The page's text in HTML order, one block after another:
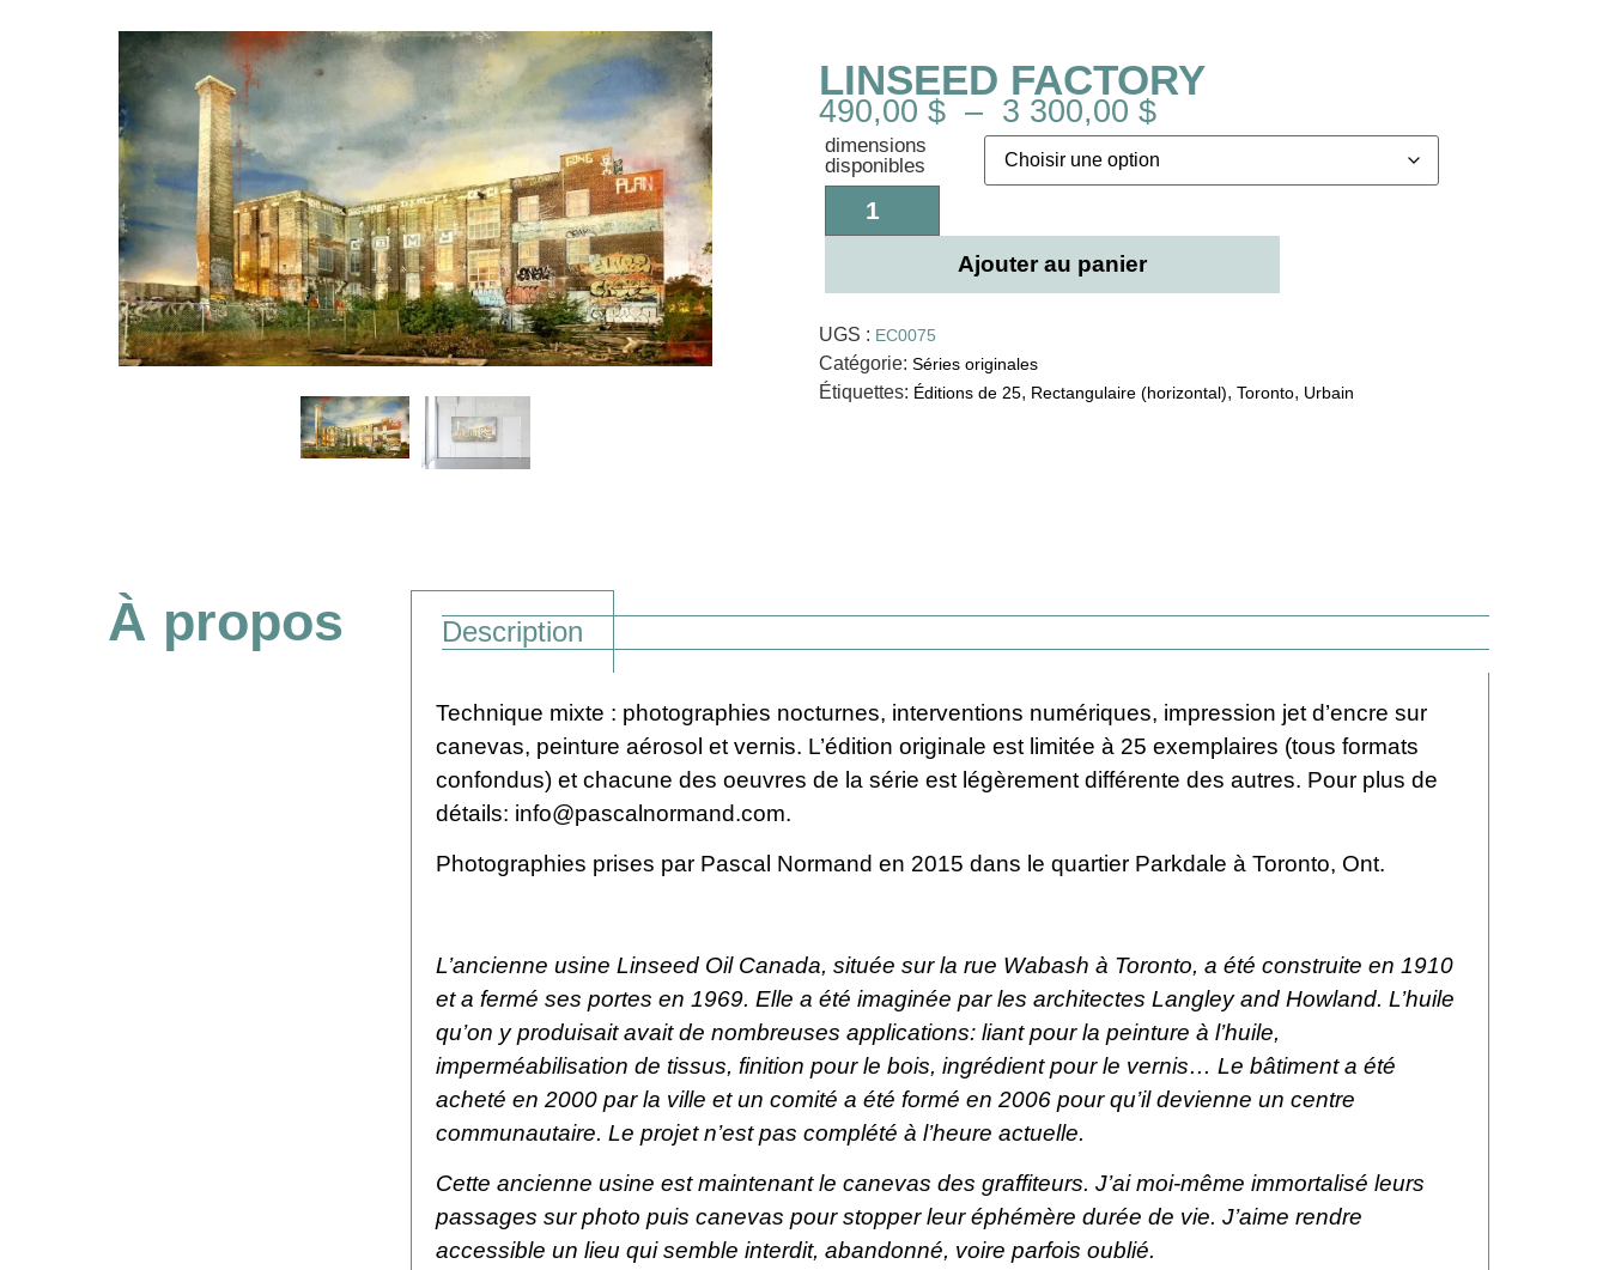
LINSEED FACTORY
490,00 $ – 3 300,00 $
dimensions
disponibles
Ajouter au panier
UGS : EC0075
Catégorie: Séries originales
Étiquettes: Éditions de 25, Rectangulaire (horizontal), Toronto, Urbain
À propos Description
Technique mixte : photographies nocturnes, interventions numériques, impression jet d’encre sur
canevas, peinture aérosol et vernis. L’édition originale est limitée à 25 exemplaires (tous formats
confondus) et chacune des oeuvres de la série est légèrement différente des autres. Pour plus de
détails: info@pascalnormand.com.
Photographies prises par Pascal Normand en 2015 dans le quartier Parkdale à Toronto, Ont.
L’ancienne usine Linseed Oil Canada, située sur la rue Wabash à Toronto, a été construite en 1910
et a fermé ses portes en 1969. Elle a été imaginée par les architectes Langley and Howland. L’huile
qu’on y produisait avait de nombreuses applications: liant pour la peinture à l’huile,
imperméabilisation de tissus, finition pour le bois, ingrédient pour le vernis… Le bâtiment a été
acheté en 2000 par la ville et un comité a été formé en 2006 pour qu’il devienne un centre
communautaire. Le projet n’est pas complété à l’heure actuelle.
Cette ancienne usine est maintenant le canevas des graffiteurs. J’ai moi-même immortalisé leurs
passages sur photo puis canevas pour stopper leur éphémère durée de vie. J’aime rendre
accessible un lieu qui semble interdit, abandonné, voire parfois oublié.